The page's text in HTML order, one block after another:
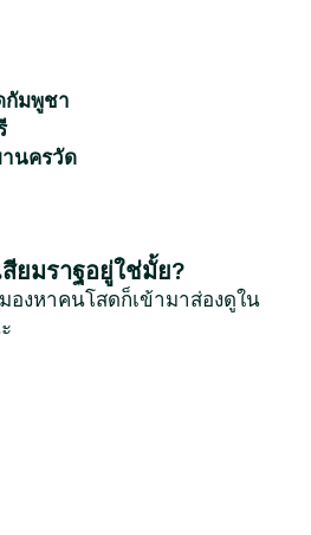
มพูชา
นครวัด
ยมราฐอยู่ใช่มั้ย?
องหาคนโสดก็เข้ามาส่องดูใน